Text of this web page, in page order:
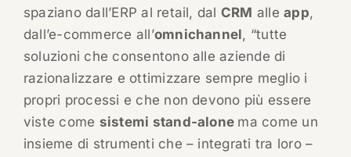
spaziano dall’ERP al retail, dal CRM alleapp,
dall’e-commerce all’omnichannel, “tutte
soluzioni che consentono alle aziende di
razionalizzare e ottimizzare sempre meglio i
propri processi e che non devono più essere
viste come sistemi stand-alone ma come un
insieme di strumenti che – integrati tra loro –